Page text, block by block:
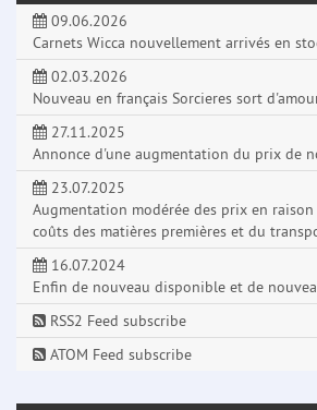
09.06.2026
Carnets Wicca nouvellement arrivés en
02.03.2026
Nouveau en français Sorcieres sort
27.11.2025
Annonce d'une augmentation du prix de
23.07.2025
Augmentation modérée des prix en raison
coûts des matières premières et du
16.07.2024
Enfin de nouveau disponible et de
RSS2 Feed subscribe
ATOM Feed subscribe